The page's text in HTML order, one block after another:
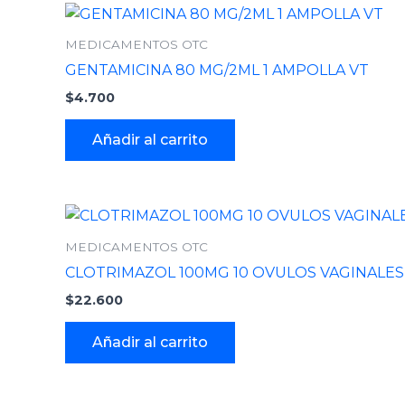
MEDICAMENTOS OTC
GENTAMICINA 80 MG/2ML 1 AMPOLLA VT
$4.700
Añadir al carrito
MEDICAMENTOS OTC
CLOTRIMAZOL 100MG 10 OVULOS
$22.600
Añadir al carrito